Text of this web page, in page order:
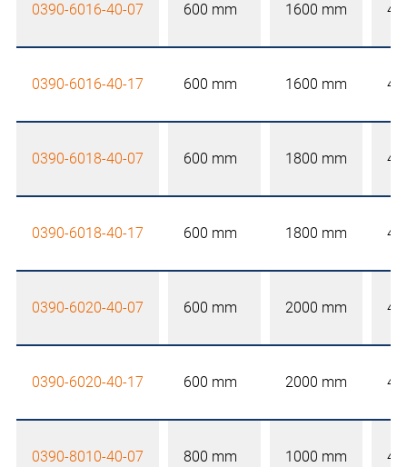
0390-6016-40-07 600 mm 1600 mm
0390-6016-40-17 600 mm 1600 mm
0390-6018-40-07 600 mm 1800 mm
0390-6018-40-17 600 mm 1800 mm
0390-6020-40-07 600 mm 2000 mm
0390-6020-40-17 600 mm 2000 mm
0390-8010-40-07 800 mm 1000 mm